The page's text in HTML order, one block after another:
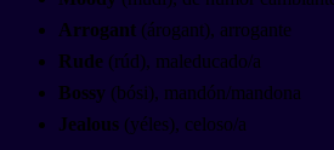
Arrogant (árogant), arrogante
Rude (rúd), maleducado/a
Bossy (bósi), mandón/mandona
Jealous (yéles), celoso/a